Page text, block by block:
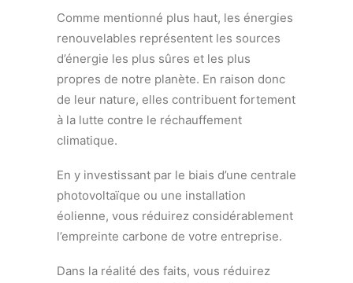
Comme mentionné plus haut, les énergies
renouvelables représentent les sources
d’énergie les plus sûres et les plus
propres de notre planète. En raison donc
de leur nature, elles contribuent fortement
à la lutte contre le réchauffement
climatique.
En y investissant par le biais d’une centrale
photovoltaïque ou une installation
éolienne, vous réduirez considérablement
l’empreinte carbone de votre entreprise.
Dans la réalité des faits, vous réduirez